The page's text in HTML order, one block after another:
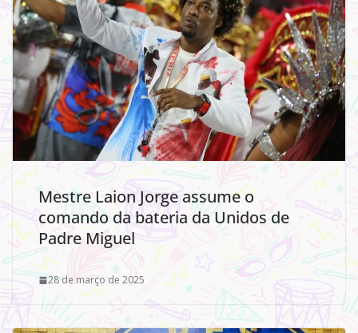
Mestre Laion Jorge assume o
comando da bateria da Unidos de
Padre Miguel
28 de março de 2025